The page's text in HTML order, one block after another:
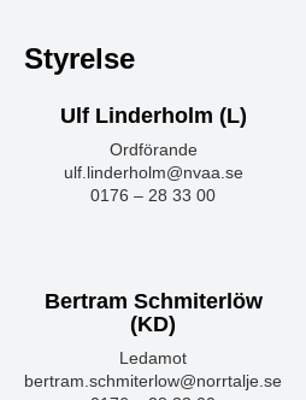
Styrelse
Ulf Linderholm (L)
Ordförande
ulf.linderholm@nvaa.se
0176 – 28 33 00
Bertram Schmiterlöw
(KD)
Ledamot
bertram.schmiterlow@norrtalje.se